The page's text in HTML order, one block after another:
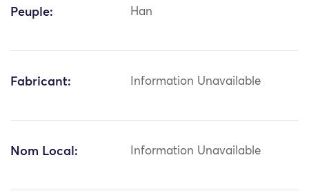
Peuple: Han
Fabricant: Information Unavailable
Nom Local: Information Unavailable